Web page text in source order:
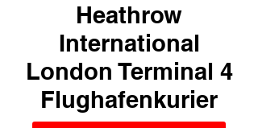
Heathrow
International
London Terminal 4
Flughafenkurier